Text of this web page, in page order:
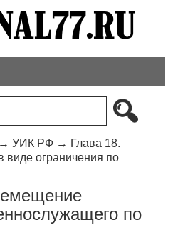
→ УИК РФ→ Глава 18.
виде ограничения по
по